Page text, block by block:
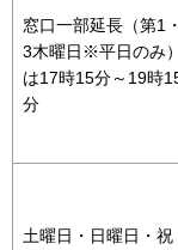
窓口一部延長（第1・
3木曜日※平日のみ）
は17時15分～19時
分
土曜日・日曜日・祝